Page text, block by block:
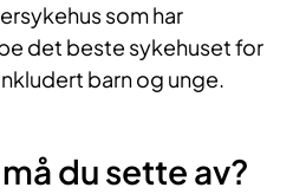
som har
det beste sykehuset for
barn og unge.
du sette av?